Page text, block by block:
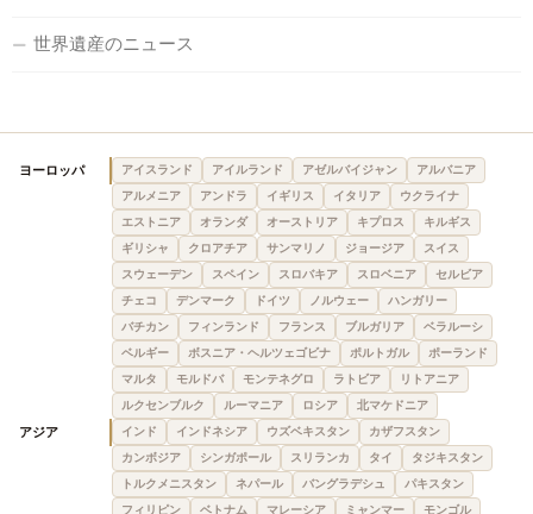
世界遺産のニュース
ヨーロッパ アイスランド アイルランド アゼルバイジャン
アルバニア
アルメニア
アンドラ イギリス イタリア
ウクライナ
エストニア
オランダ オーストリア キプロス
キルギス
ギリシャ
クロアチア サンマリノ ジョージア
スイス
スウェーデン
スペイン スロバキア スロベニア
セルビア
チェコ
デンマーク ドイツ ノルウェー
ハンガリー
バチカン
フィンランド フランス ブルガリア
ベラルーシ
ベルギー
ボスニア・ヘルツェゴビナ ポルトガル
ポーランド
マルタ
モルドバ モンテネグロ ラトビア
リトアニア
ルクセンブルク
ルーマニア ロシア 北マケドニア
アジア インド インドネシア ウズベキスタン
カザフスタン
カンボジア
シンガポール スリランカ タイ
タジキスタン
トルクメニスタン
ネパール バングラデシュ
パキスタン
フィリピン
ベトナム マレーシア ミャンマー
モンゴル